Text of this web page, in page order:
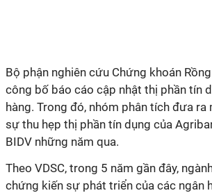
Bộ phận nghiên cứu Chứng khoán
công bố báo cáo cập nhật thị phần tín
hàng. Trong đó, nhóm phân tích đưa
sự thu hẹp thị phần tín dụng của
BIDV những năm qua.
Theo VDSC, trong 5 năm gần đây,
chứng kiến sự phát triển của các ngân